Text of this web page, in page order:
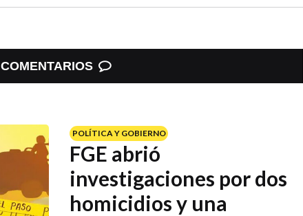
COMENTARIOS
POLÍTICA Y GOBIERNO
FGE abrió
investigaciones por dos
homicidios y una